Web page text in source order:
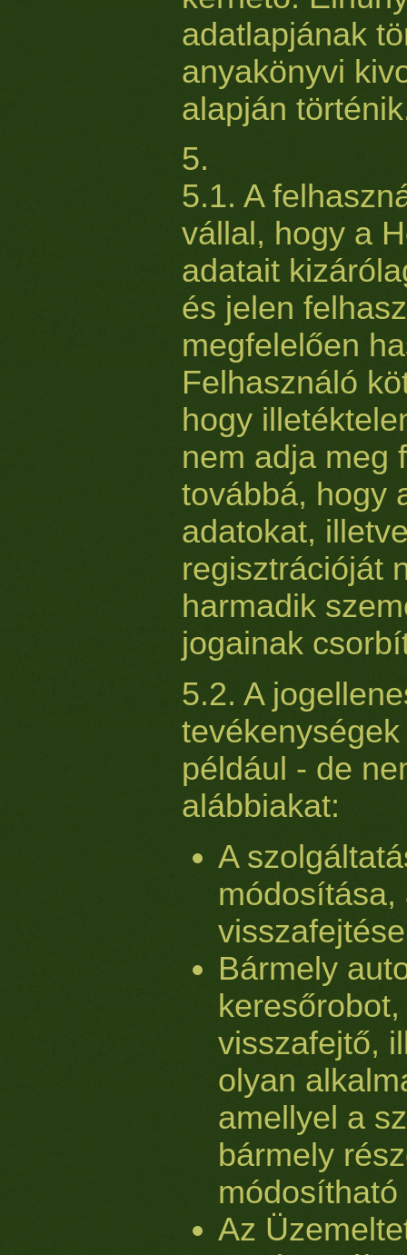
adatlapjának
anyakönyvi
alapján
5.
5.1. A
vállal, hogy a
adatait
és jelen
megfelelően
Felhasználó
hogy
nem adja meg
továbbá, hogy
adatokat,
regisztrációját
harmadik
jogainak
5.2. A
például - de
alábbiakat:
A
módosítása,
Bármely
visszafejtő,
olyan
amellyel a
bármely
Az